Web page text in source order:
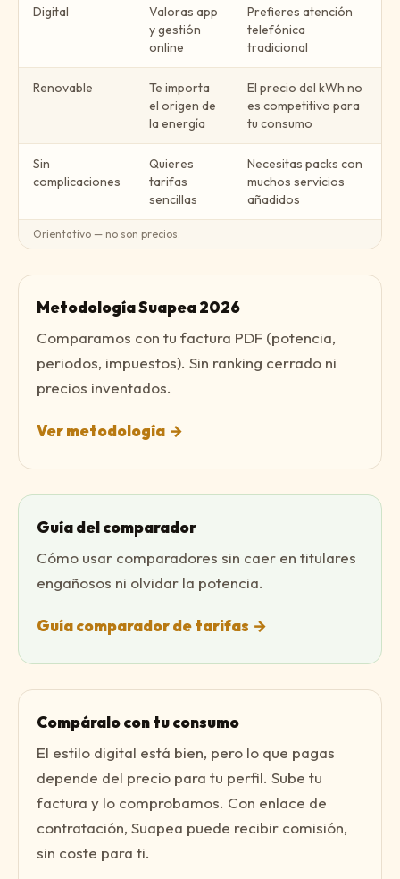
Digital
Valoras app
y gestión
online
Prefieres atención
telefónica
tradicional
Renovable
Te importa
el origen de
la energía
El precio del kWh no
es competitivo para
tu consumo
Sin
complicaciones
Quieres
tarifas
sencillas
Necesitas packs con
muchos servicios
añadidos
Orientativo — no son precios.
Metodología Suapea 2026
Comparamos con tu factura PDF (potencia,
periodos, impuestos). Sin ranking cerrado ni
precios inventados.
Ver metodología →
Guía del comparador
Cómo usar comparadores sin caer en titulares
engañosos ni olvidar la potencia.
Guía comparador de tarifas →
Compáralo con tu consumo
El estilo digital está bien, pero lo que pagas
depende del precio para tu perfil. Sube tu
factura y lo comprobamos. Con enlace de
contratación, Suapea puede recibir comisión,
sin coste para ti.